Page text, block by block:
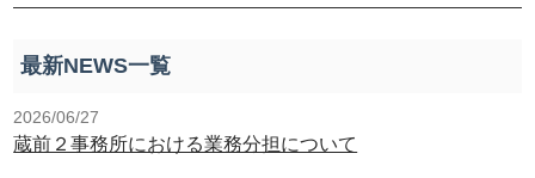
最新NEWS一覧
2026/06/27
蔵前２事務所における業務分担について